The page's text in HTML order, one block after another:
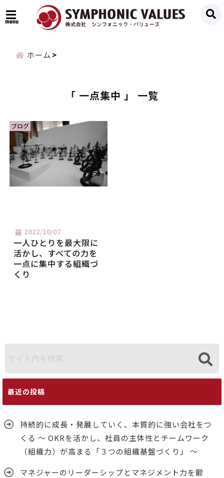
menu
ホーム
「 一点集中 」 一覧
ブログ
2022/10/07
一人ひとりを最大限に
活かし、すべての力を
一点に集中する組織づ
くり
最近の投稿
持続的に成長・発展していく、本質的に強い会社をつ
くる ～ OKRを活かし、社員の主体性とチームワーク
（組織力）が高まる「３つの組織基盤づくり」 ～
マネジャーのリーダーシップとマネジメント力を鍛